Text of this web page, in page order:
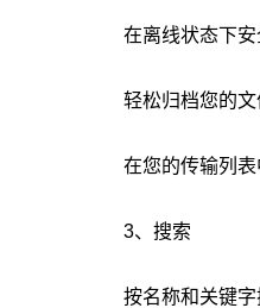
在离线状态下
轻松归档您的文
在您的传输列表
3、搜索
按名称和关键字